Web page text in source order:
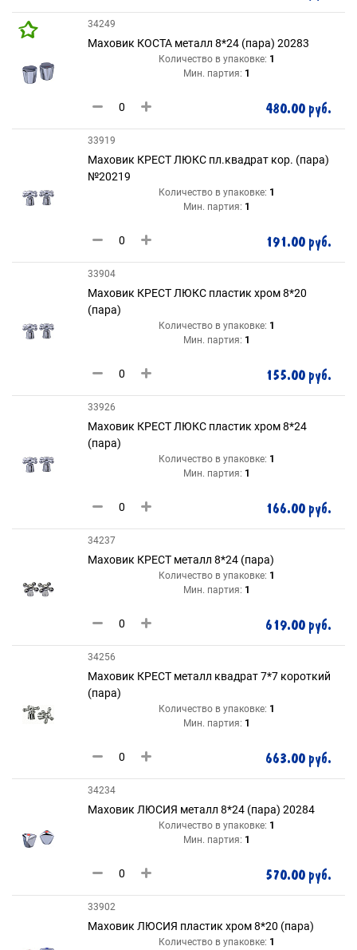
34249
Маховик КОСТА металл 8*24 (пара) 20283
Количество в упаковке: 1
Мин. партия: 1
480.00 руб.
33919
Маховик КРЕСТ ЛЮКС пл.квадрат кор. (пара)
№20219
Количество в упаковке: 1
Мин. партия: 1
191.00 руб.
33904
Маховик КРЕСТ ЛЮКС пластик хром 8*20
(пара)
Количество в упаковке: 1
Мин. партия: 1
155.00 руб.
33926
Маховик КРЕСТ ЛЮКС пластик хром 8*24
(пара)
Количество в упаковке: 1
Мин. партия: 1
166.00 руб.
34237
Маховик КРЕСТ металл 8*24 (пара)
Количество в упаковке: 1
Мин. партия: 1
619.00 руб.
34256
Маховик КРЕСТ металл квадрат 7*7 короткий
(пара)
Количество в упаковке: 1
Мин. партия: 1
663.00 руб.
34234
Маховик ЛЮСИЯ металл 8*24 (пара) 20284
Количество в упаковке: 1
Мин. партия: 1
570.00 руб.
33902
Маховик ЛЮСИЯ пластик хром 8*20 (пара)
Количество в упаковке: 1